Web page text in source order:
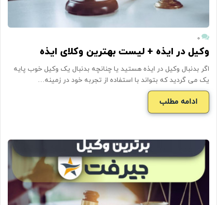
۰
وکیل در ایذه + لیست بهترین وکلای ایذه
اگر بدنبال وکیل در ایذه هستید یا چنانچه بدنبال یک وکیل خوب پایه
یک می گردید که بتواند با استفاده از تجربه خود در زمینه…
ادامه مطلب